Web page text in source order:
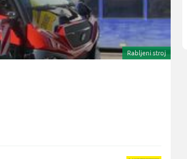
Rabljeni stroj